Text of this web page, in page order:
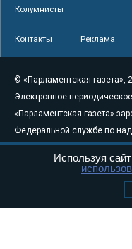
Колумнисты
Контакты Реклама
© «Парламентская газета»,
Электронное
«Парламентская газета»
Федеральной службе по
связи, информационных
массовых коммуникаций
Свидетельство о
Используя